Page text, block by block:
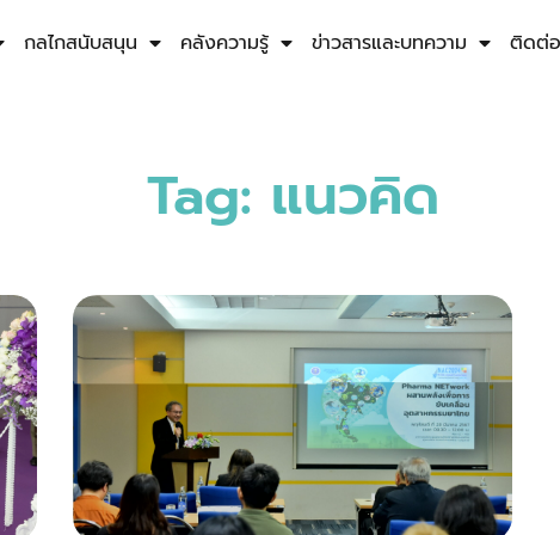
กลไกสนับสนุน คลังความรู้ ข่าวสารและบทความ ติดต่อ
Tag: แนวคิด